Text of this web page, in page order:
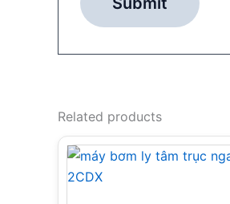
Related products